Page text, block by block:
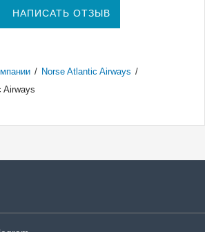
НАПИСАТЬ ОТЗЫВ
/ Norse Atlantic Airways /
Airways